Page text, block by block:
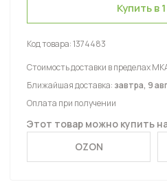
Купить в
Код товара:1374483
Стоимость доставки в пределах
Ближайшая доставка: завтра, 9
Оплата при получении
Этот товар можно купить
OZON